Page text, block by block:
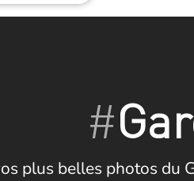
#
plus belles photos du